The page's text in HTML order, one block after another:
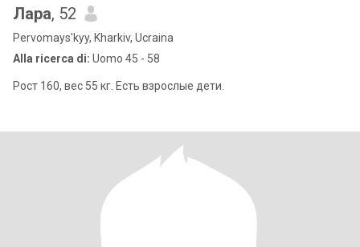
Лара, 52
Pervomays'kyy, Kharkiv, Ucraina
Alla ricerca di: Uomo 45 - 58
Рост 160, вес 55 кг. Есть взрослые дети.